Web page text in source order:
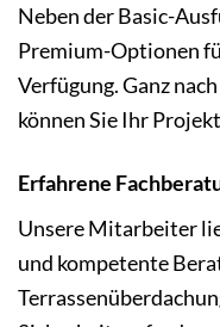
Neben der Basic-
Premium-Optionen
Verfügung. Ganz
können Sie Ihr
Erfahrene
Unsere Mitarbeiter
und kompetente